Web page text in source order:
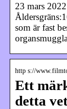
23 mars
som är fast
http s://
Ett
detta